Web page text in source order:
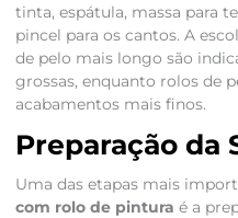
tinta, espátula, massa para
pincel para os cantos. A
de pelo mais longo são
grossas, enquanto rolos de
acabamentos mais finos.
Preparação da
Uma das etapas mais
com rolo de pintura é a